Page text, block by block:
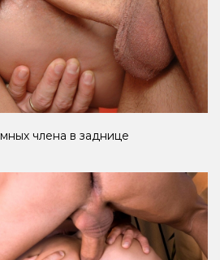
члена в заднице